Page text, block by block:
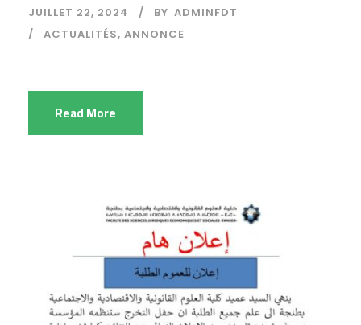
JUILLET 22, 2024 BY ADMINFDT
ACTUALITÉS, ANNONCE
Read More